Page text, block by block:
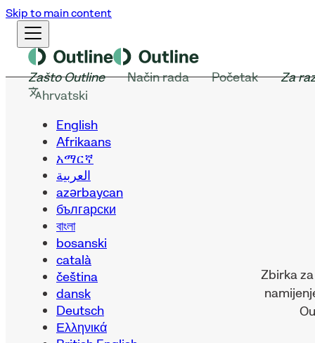
Skip to main content
Zašto Outline Način rada Početak
Za
hrvatski
English
Afrikaans
አማርኛ
العربية
azərbaycan
български
বাংলা
bosanski
català
čeština
dansk
Deutsch
Ελληνικά
Zbirka